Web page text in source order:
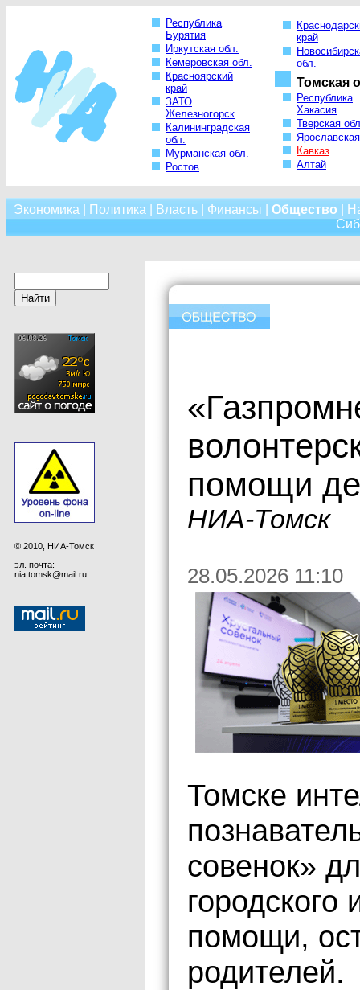
Республика
Бурятия
Иркутская обл.
Кемеровская обл.
Красноярский
край
ЗАТО
Железногорск
Калининградская
обл.
Мурманская обл.
Ростов
край
обл.
Томская
Республика
Хакасия
Тверская
Кавказ
Алтай
Экономика Политика Власть| Финансы Общество
© 2010, НИА-Томск
эл. почта:
nia.tomsk@mail.ru
помощи
НИА-Томск
28.05.2026 11:10
Томске
совенок»
городского
помощи,
родителей.